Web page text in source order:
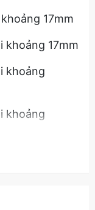
17mm
khoảng 17mm
khoảng
khoảng
22mm,
22mm,